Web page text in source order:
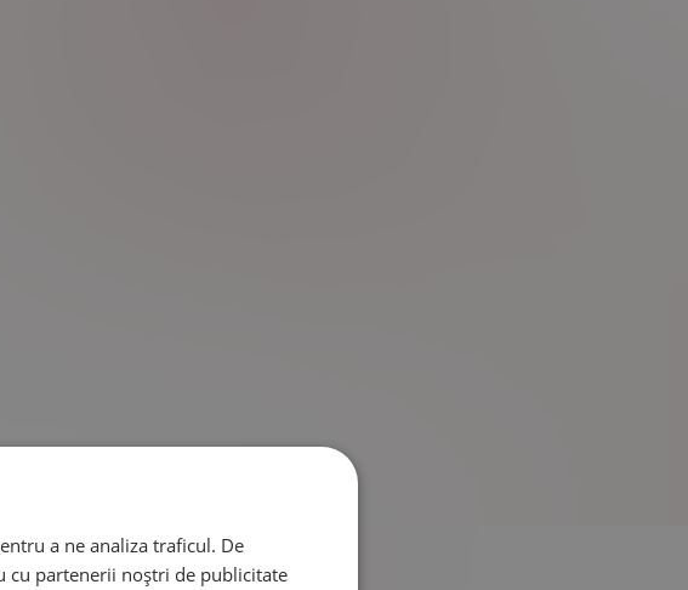
a ne analiza traficul. De
cu partenerii noștri de publicitate